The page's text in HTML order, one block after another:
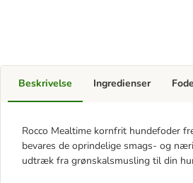
Beskrivelse
Rocco Mealtime kornfrit hundefoder
bevares de oprindelige smags- og
udtræk fra grønskalsmusling til din
Ingredienser